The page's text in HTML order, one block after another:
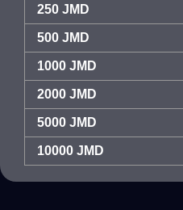
250 JMD
500 JMD
1000 JMD
2000 JMD
5000 JMD
10000 JMD